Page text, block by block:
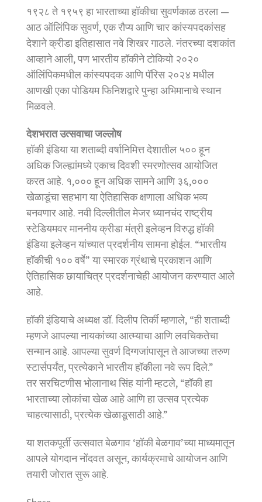
१९२८ ते १९५९ हा भारताच्या हॉकीचा सुवर्णकाळ ठरला —
आठ ऑलिंपिक सुवर्ण, एक रौप्य आणि चार कांस्यपदकांसह
देशाने क्रीडा इतिहासात नवे शिखर गाठले. नंतरच्या दशकांत
आव्हाने आली, पण भारतीय हॉकीने टोकियो २०२०
ऑलिंपिकमधील कांस्यपदक आणि पॅरिस २०२४ मधील
आणखी एका पोडियम फिनिशद्वारे पुन्हा अभिमानाचे स्थान
मिळवले.
देशभरात उत्सवाचा जल्लोष
हॉकी इंडिया या शताब्दी वर्षानिमित्त देशातील ५०० हून
अधिक जिल्ह्यांमध्ये एकाच दिवशी स्मरणोत्सव आयोजित
करत आहे. १,००० हून अधिक सामने आणि ३६,०००
खेळाडूंचा सहभाग या ऐतिहासिक क्षणाला अधिक भव्य
बनवणार आहे. नवी दिल्लीतील मेजर ध्यानचंद राष्ट्रीय
स्टेडियमवर माननीय क्रीडा मंत्री इलेव्हन विरुद्ध हॉकी
इंडिया इलेव्हन यांच्यात प्रदर्शनीय सामना होईल. “भारतीय
हॉकीची १०० वर्षे” या स्मारक ग्रंथाचे प्रकाशन आणि
ऐतिहासिक छायाचित्र प्रदर्शनाचेही आयोजन करण्यात आले
आहे.
हॉकी इंडियाचे अध्यक्ष डॉ. दिलीप तिर्की म्हणाले, “ही शताब्दी
म्हणजे आपल्या नायकांच्या आत्म्याचा आणि लवचिकतेचा
सन्मान आहे. आपल्या सुवर्ण दिग्गजांपासून ते आजच्या तरुण
स्टार्सपर्यंत, प्रत्येकाने भारतीय हॉकीला नवे रूप दिले.”
तर सरचिटणीस भोलानाथ सिंह यांनी म्हटले, “हॉकी हा
भारताच्या लोकांचा खेळ आहे आणि हा उत्सव प्रत्येक
चाहत्यासाठी, प्रत्येक खेळाडूसाठी आहे.”
या शतकपूर्ती उत्सवात बेळगाव ‘हॉकी बेळगाव’च्या माध्यमातून
आपले योगदान नोंदवत असून, कार्यक्रमाचे आयोजन आणि
तयारी जोरात सुरू आहे.